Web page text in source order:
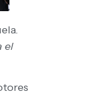
el